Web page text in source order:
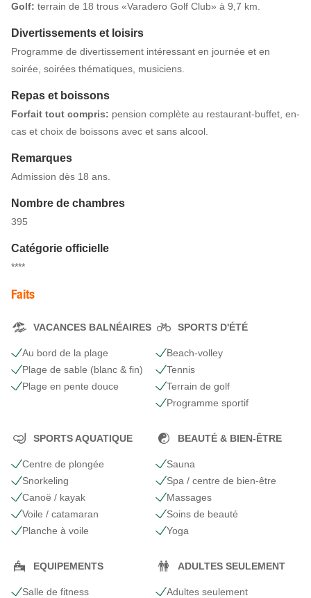
Golf: terrain de 18 trous «Varadero Golf Club» à 9,7 km.
Divertissements et loisirs
Programme de divertissement intéressant en journée et en
soirée, soirées thématiques, musiciens.
Repas et boissons
Forfait tout compris: pension complète au restaurant-buffet, en-
cas et choix de boissons avec et sans alcool.
Remarques
Admission dès 18 ans.
Nombre de chambres
395
Catégorie officielle
****
Faits
VACANCES BALNÉAIRES
Au bord de la plage
Plage de sable (blanc & fin)
Plage en pente douce
SPORTS D'ÉTÉ
Beach-volley
Tennis
Terrain de golf
Programme sportif
SPORTS AQUATIQUE
Centre de plongée
Snorkeling
Canoë / kayak
Voile / catamaran
Planche à voile
BEAUTÉ & BIEN-ÊTRE
Sauna
Spa / centre de bien-être
Massages
Soins de beauté
Yoga
EQUIPEMENTS
Salle de fitness
ADULTES SEULEMENT
Adultes seulement